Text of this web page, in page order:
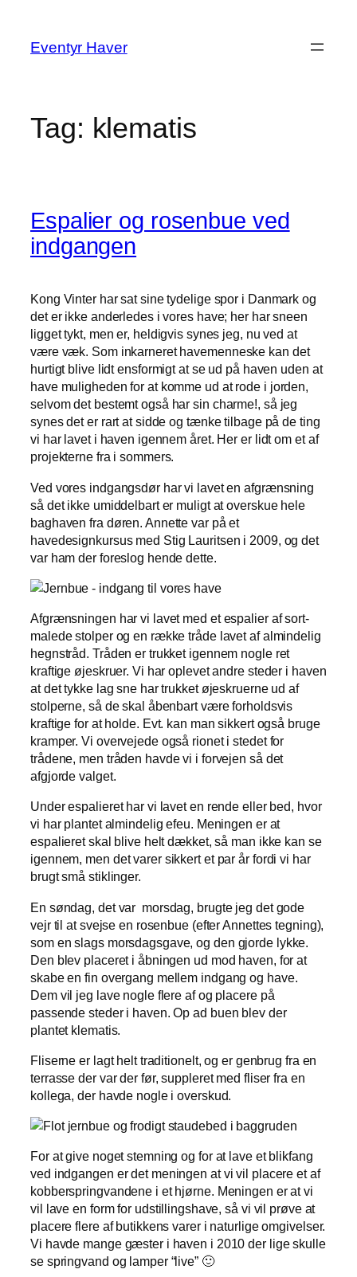
indhold
Eventyr Haver
Tag: klematis
Espalier og rosenbue ved
indgangen
Kong Vinter har sat sine tydelige spor i Danmark og
det er ikke anderledes i vores have; her har sneen
ligget tykt, men er, heldigvis synes jeg, nu ved at
være væk. Som inkarneret havemenneske kan det
hurtigt blive lidt ensformigt at se ud på haven uden at
have muligheden for at komme ud at rode i jorden,
selvom det bestemt også har sin charme!, så jeg
synes det er rart at sidde og tænke tilbage på de ting
vi har lavet i haven igennem året. Her er lidt om et af
projekterne fra i sommers.
Ved vores indgangsdør har vi lavet en afgrænsning
så det ikke umiddelbart er muligt at overskue hele
baghaven fra døren. Annette var på et
havedesignkursus med Stig Lauritsen i 2009, og det
var ham der foreslog hende dette.
Afgrænsningen har vi lavet med et espalier af sort-
malede stolper og en række tråde lavet af almindelig
hegnstråd. Tråden er trukket igennem nogle ret
kraftige øjeskruer. Vi har oplevet andre steder i haven
at det tykke lag sne har trukket øjeskruerne ud af
stolperne, så de skal åbenbart være forholdsvis
kraftige for at holde. Evt. kan man sikkert også bruge
kramper. Vi overvejede også rionet i stedet for
trådene, men tråden havde vi i forvejen så det
afgjorde valget.
Under espalieret har vi lavet en rende eller bed, hvor
vi har plantet almindelig efeu. Meningen er at
espalieret skal blive helt dækket, så man ikke kan se
igennem, men det varer sikkert et par år fordi vi har
brugt små stiklinger.
En søndag, det var morsdag, brugte jeg det gode
vejr til at svejse en rosenbue (efter Annettes tegning),
som en slags morsdagsgave, og den gjorde lykke.
Den blev placeret i åbningen ud mod haven, for at
skabe en fin overgang mellem indgang og have.
Dem vil jeg lave nogle flere af og placere på
passende steder i haven. Op ad buen blev der
plantet klematis.
Fliserne er lagt helt traditionelt, og er genbrug fra en
terrasse der var der før, suppleret med fliser fra en
kollega, der havde nogle i overskud.
For at give noget stemning og for at lave et blikfang
ved indgangen er det meningen at vi vil placere et af
kobberspringvandene i et hjørne. Meningen er at vi
vil lave en form for udstillingshave, så vi vil prøve at
placere flere af butikkens varer i naturlige omgivelser.
Vi havde mange gæster i haven i 2010 der lige skulle
se springvand og lamper “live” 🙂